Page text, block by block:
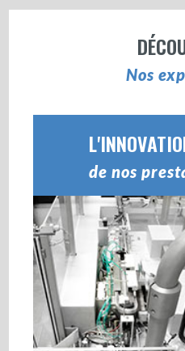
Nos
de nos